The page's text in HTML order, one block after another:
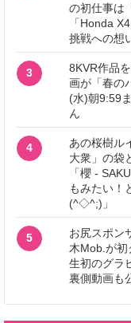
の初仕事は
「Honda
挑戦への想
3
8KVR作品
画が「春の
(水)朝9:59
ん
4
あの桜樹ル
大衆」の袋
「櫻 -
もみたい！
(^◇^;)」
5
お尻スポン
木Mob.が初
生初のグラ
裏側動画も